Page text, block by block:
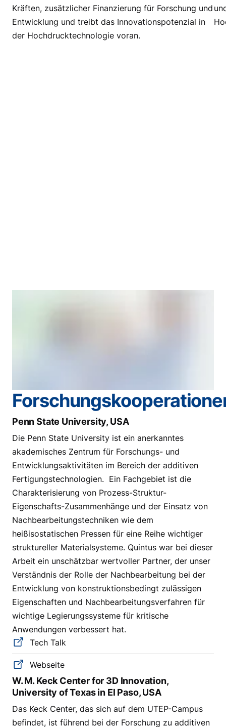
Kräften, zusätzlicher Finanzierung für Forschung und
Entwicklung und treibt das Innovationspotenzial in
der Hochdrucktechnologie voran.
Penn State University, USA
Die Penn State University ist ein anerkanntes
akademisches Zentrum für Forschungs- und
Entwicklungsaktivitäten im Bereich der additiven
Fertigungstechnologien. Ein Fachgebiet ist die
Charakterisierung von Prozess-Struktur-
Eigenschafts-Zusammenhänge und der Einsatz von
Nachbearbeitungstechniken wie dem
heißisostatischen Pressen für eine Reihe wichtiger
struktureller Materialsysteme. Quintus war bei dieser
Arbeit ein unschätzbar wertvoller Partner, der unser
Verständnis der Rolle der Nachbearbeitung bei der
Entwicklung von konstruktionsbedingt zulässigen
Eigenschaften und Nachbearbeitungsverfahren für
wichtige Legierungssysteme für kritische
Anwendungen verbessert hat.
Tech Talk
Webseite
W. M. Keck Center for 3D Innovation,
University of Texas in El Paso, USA
Das Keck Center, das sich auf dem UTEP-Campus
befindet, ist führend bei der Forschung zu additiven